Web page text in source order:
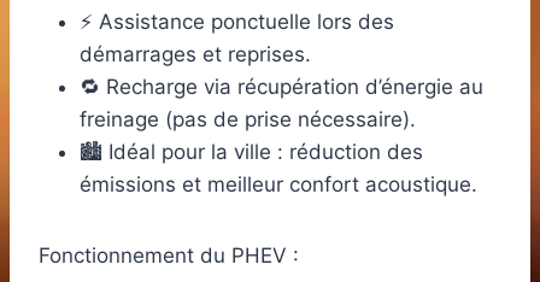
⚡ Assistance ponctuelle lors des
démarrages et reprises.
🔁 Recharge via récupération d’énergie au
freinage (pas de prise nécessaire).
🏙️ Idéal pour la ville : réduction des
émissions et meilleur confort acoustique.
Fonctionnement du PHEV :